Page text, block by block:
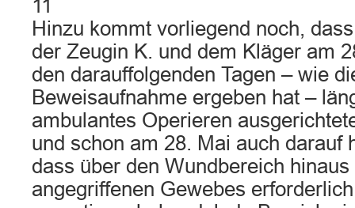
11
Hinzu kommt vorliegend noch,
der Zeugin K. und dem Kläger am
den darauffolgenden Tagen – wie
Beweisaufnahme ergeben hat –
ambulantes Operieren
und schon am 28. Mai auch darauf
dass über den Wundbereich
angegriffenen Gewebes